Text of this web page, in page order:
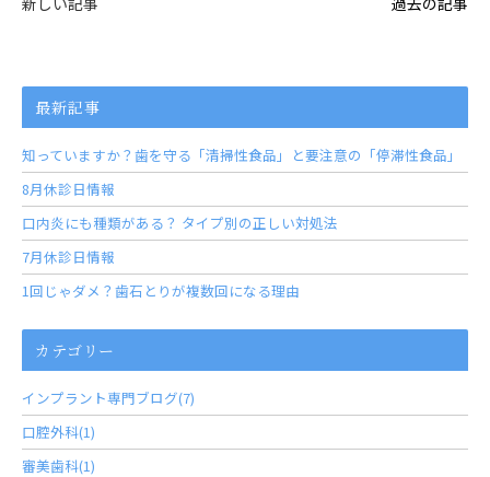
最新記事
知っていますか？歯を守る「清掃性食品」と要注意の「停滞性食品」
8月休診日情報
口内炎にも種類がある？ タイプ別の正しい対処法
7月休診日情報
1回じゃダメ？歯石とりが複数回になる理由
カテゴリー
インプラント専門ブログ(7)
口腔外科(1)
審美歯科(1)